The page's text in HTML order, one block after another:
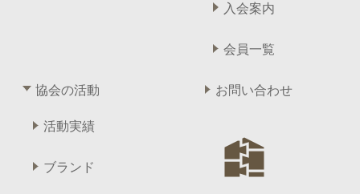
入会案内
会員一覧
協会の活動
活動実績
ブランド
お問い合わせ